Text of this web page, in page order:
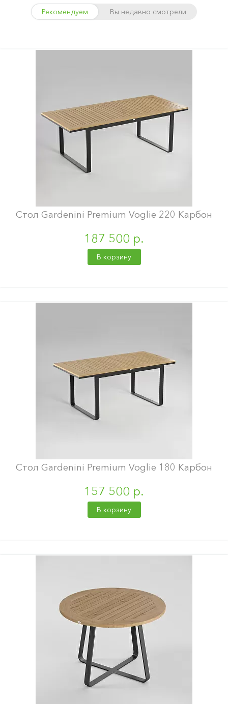
Рекомендуем Вы недавно смотрели
Стол Gardenini Premium Voglie 220 Карбон
187 500 р.
В корзину
Стол Gardenini Premium Voglie 180 Карбон
157 500 р.
В корзину